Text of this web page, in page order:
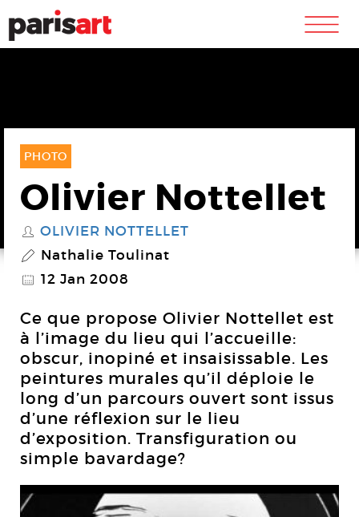
m
PHOTO
Olivier Nottellet
S OLIVIER NOTTELLET
P Nathalie Toulinat
@ 12 Jan 2008
Ce que propose Olivier Nottellet est
à l’image du lieu qui l’accueille:
obscur, inopiné et insaisissable. Les
peintures murales qu’il déploie le
long d’un parcours ouvert sont issus
d’une réflexion sur le lieu
d’exposition. Transfiguration ou
simple bavardage?